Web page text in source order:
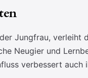
Jungfrau, verleiht
Neugier und
verbessert